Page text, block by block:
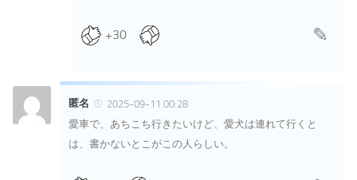
+30
匿名
2025-09-11 00:28
愛車で、あちこち行きたいけど、愛犬は連れて行くと
は、書かないとこがこの人らしい。